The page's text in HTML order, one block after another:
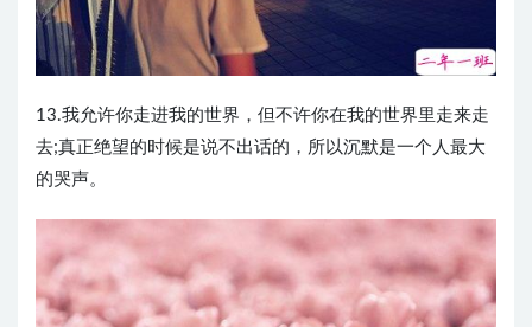
13.我允许你走进我的世界，但不许你在我的世界里走来走
去;真正绝望的时候是说不出话的，所以沉默是一个人最大
的哭声。 ​​​​